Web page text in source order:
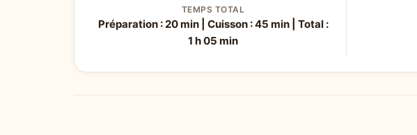
TEMPS TOTAL
Préparation : 20 min | Cuisson : 45 min | Total :
1 h 05 min